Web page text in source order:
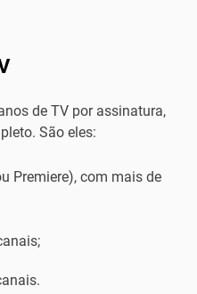
de TV por assinatura,
São eles:
Premiere), com mais de